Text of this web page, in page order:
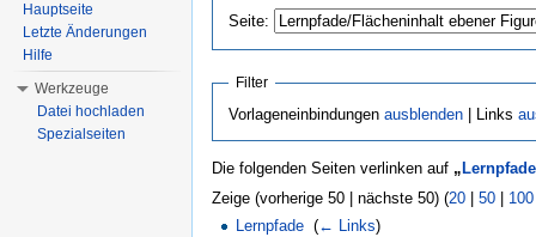
Seite:
Filter
Vorlageneinbindungen ausblenden| Links
Die folgenden Seiten verlinken auf „
Zeige (vorherige 50 | nächste 50) (20 50 100
Lernpfade ‎(← Links)
Hauptseite
Letzte Änderungen
Hilfe
Werkzeuge
Datei hochladen
Spezialseiten